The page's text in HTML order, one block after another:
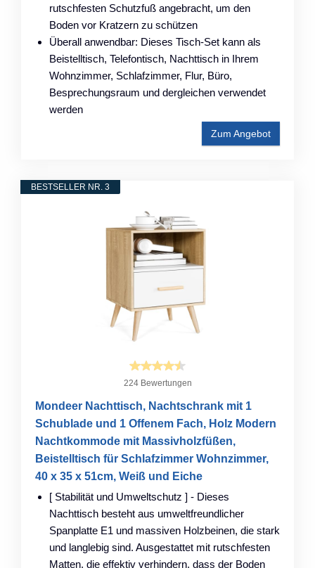
rutschfesten Schutzfuß angebracht, um den
Boden vor Kratzern zu schützen
Überall anwendbar: Dieses Tisch-Set kann als
Beistelltisch, Telefontisch, Nachttisch in Ihrem
Wohnzimmer, Schlafzimmer, Flur, Büro,
Besprechungsraum und dergleichen verwendet
werden
Zum Angebot
BESTSELLER NR. 3
224 Bewertungen
Mondeer Nachttisch, Nachtschrank mit 1
Schublade und 1 Offenem Fach, Holz Modern
Nachtkommode mit Massivholzfüßen,
Beistelltisch für Schlafzimmer Wohnzimmer,
40 x 35 x 51cm, Weiß und Eiche
[ Stabilität und Umweltschutz ] - Dieses
Nachttisch besteht aus umweltfreundlicher
Spanplatte E1 und massiven Holzbeinen, die stark
und langlebig sind. Ausgestattet mit rutschfesten
Matten, die effektiv verhindern, dass der Boden